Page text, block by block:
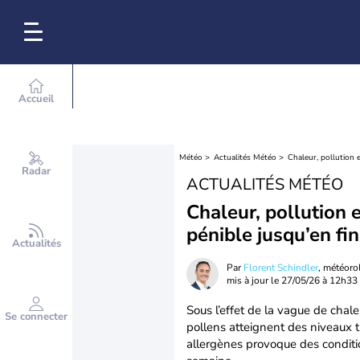
Accueil
Radar
Actualités
Se connecter
Météo Actualités Météo Chaleur, pollution
ACTUALITÉS MÉTÉO
Chaleur, pollution
pénible jusqu’en
ParFlorent Schindler,
mis à jour le 27/05/26 à 12h33
Sous l’effet de la vague de
pollens atteignent des niveaux
allergènes provoque des